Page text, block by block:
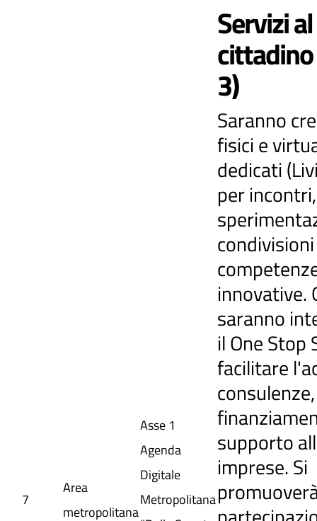
7
Area
metropolitana
Asse 1
Agenda
Digitale
Metropolitana
Servizi al
3)
Saranno
fisici e
dedicati
per incontri,
innovative.
saranno
il One Stop
facilitare
consulenze,
supporto
imprese. Si